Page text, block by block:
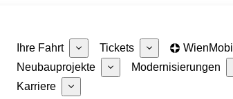
Ihre Fahrt Tickets
WienMobil
Neubauprojekte
Modernisierungen
Karriere